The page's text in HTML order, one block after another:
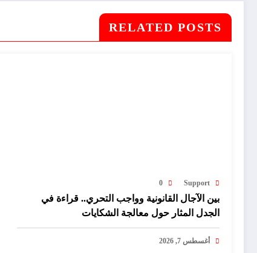
RELATED POSTS
Support
0
بين الآجال القانونية وواجب التحري.. قراءة في
الجدل المثار حول معالجة الشكايات
أغسطس 7, 2026